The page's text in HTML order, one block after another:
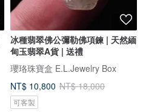
冰種翡翠佛公彌勒佛項鍊 | 天然緬
甸玉翡翠A貨 | 送禮
瓔珞珠寶盒 E.L.Jewelry Box
NT$ 10,800 NT$ 18,000
可客製